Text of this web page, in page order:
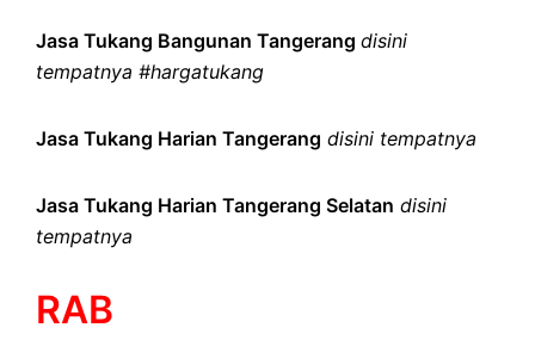
Jasa Tukang Bangunan Tangerang disini
tempatnya #hargatukang
Jasa Tukang Harian Tangerang disini tempatnya
Jasa Tukang Harian Tangerang Selatan disini
tempatnya
RAB